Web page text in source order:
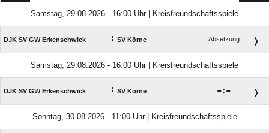
Samstag, 29.08.2026 - 16:00 Uhr | Kreisfreundschaftsspiele
DJK SV GW Erkenschwick : SV Körne Absetzung
Samstag, 29.08.2026 - 16:00 Uhr | Kreisfreundschaftsspiele
DJK SV GW Erkenschwick : SV Körne :
Sonntag, 30.08.2026 - 11:00 Uhr | Kreisfreundschaftsspiele